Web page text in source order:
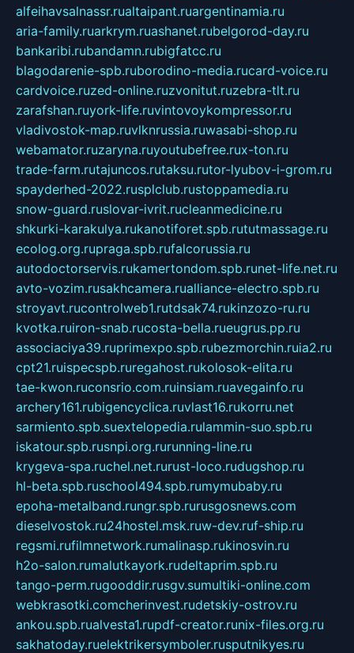
alfeihavsalnassr.rualtaipant.ruargentinamia.ru
aria-family.ruarkrym.ruashanet.rubelgorod-day.ru
bankaribi.rubandamn.rubigfatcc.ru
blagodarenie-spb.ruborodino-media.rucard-voice.ru
cardvoice.ruzed-online.ruzvonitut.ruzebra-tlt.ru
zarafshan.ruyork-life.ruvintovoykompressor.ru
vladivostok-map.ruvlknrussia.ruwasabi-shop.ru
webamator.ruzaryna.ruyoutubefree.rux-ton.ru
trade-farm.rutajuncos.rutaksu.rutor-lyubov-i-grom.ru
spayderhed-2022.rusplclub.rustoppamedia.ru
snow-guard.ruslovar-ivrit.rucleanmedicine.ru
shkurki-karakulya.rukanotiforet.spb.rututmassage.ru
ecolog.org.rupraga.spb.rufalcorussia.ru
autodoctorservis.rukamertondom.spb.runet-life.net.ru
avto-vozim.rusakhcamera.rualliance-electro.spb.ru
stroyavt.rucontrolweb1.rutdsak74.rukinzozo-ru.ru
kvotka.ruiron-snab.rucosta-bella.rueugrus.pp.ru
associaciya39.ruprimexpo.spb.rubezmorchin.ruia2.ru
cpt21.ruispecspb.ruregahost.rukolosok-elita.ru
tae-kwon.ruconsrio.com.ruinsiam.ruavegainfo.ru
archery161.rubigencyclica.ruvlast16.rukorru.net
sarmiento.spb.suextelopedia.rulammin-suo.spb.ru
iskatour.spb.rusnpi.org.rurunning-line.ru
krygeva-spa.ruchel.net.rurust-loco.rudugshop.ru
hl-beta.spb.ruschool494.spb.rumymubaby.ru
epoha-metalband.rungr.spb.rurusgosnews.com
dieselvostok.ru24hostel.msk.ruw-dev.ruf-ship.ru
regsmi.rufilmnetwork.rumalinasp.rukinosvin.ru
h2o-salon.rumalutkayork.rudeltaprim.spb.ru
tango-perm.rugooddir.rusgv.sumultiki-online.com
webkrasotki.comcherinvest.rudetskiy-ostrov.ru
ankou.spb.rualvesta1.rupdf-creator.runix-files.org.ru
sakhatoday.ruelektrikersymboler.rusputnikyes.ru